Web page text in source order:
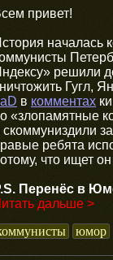
привет!
началась
решили
Гугл,
в комментах
«злопамятные
скоммуниздили
ребята
что ищет
Перенёс в
дальше >
юмор